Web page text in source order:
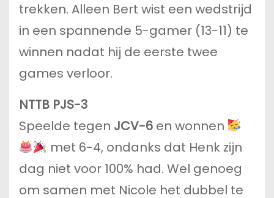
trekken. Alleen Bert wist een wedstrijd
in een spannende 5-gamer (13-11) te
winnen nadat hij de eerste twee
games verloor.
NTTB PJS-3
Speelde tegen JCV-6 en wonnen
met 6-4, ondanks dat Henk zijn
dag niet voor 100% had. Wel genoeg
om samen met Nicole het dubbel te